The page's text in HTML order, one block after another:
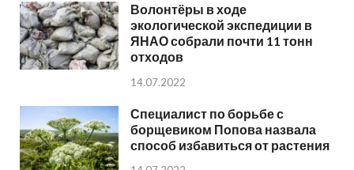
Волонтёры в ходе
экологической экспедиции в
ЯНАО собрали почти 11 тонн
отходов
14.07.2022
Специалист по борьбе с
борщевиком Попова назвала
способ избавиться от растения